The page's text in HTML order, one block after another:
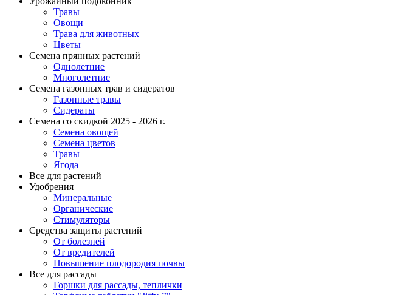
Травы
Овощи
Трава для животных
Цветы
Семена прянных растений
Однолетние
Многолетние
Семена газонных трав и сидератов
Газонные травы
Сидераты
Семена со скидкой 2025 - 2026 г.
Семена овощей
Семена цветов
Травы
Ягода
Все для растений
Удобрения
Минеральные
Органические
Стимуляторы
Средства защиты растений
От болезней
От вредителей
Повышение плодородия почвы
Все для рассады
Горшки для рассады, теплички